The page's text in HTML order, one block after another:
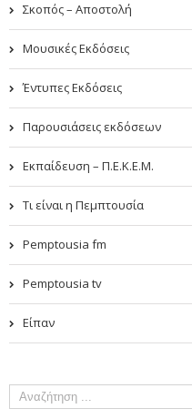
Σκοπός – Αποστολή
Μουσικές Εκδόσεις
Έντυπες Εκδόσεις
Παρουσιάσεις εκδόσεων
Εκπαίδευση – Π.Ε.Κ.Ε.Μ.
Τι είναι η Πεμπτουσία
Pemptousia fm
Pemptousia tv
Είπαν